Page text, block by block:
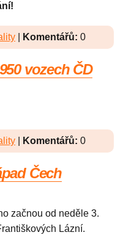
Komentářů: 0
vozech ČD
Komentářů: 0
Čech
začnou od neděle 3.
Lázní.